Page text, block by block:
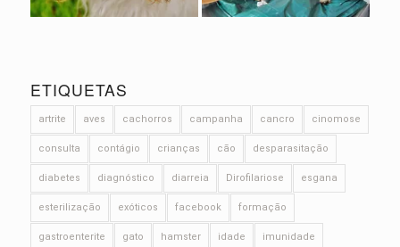
ETIQUETAS
artrite aves cachorros campanha cancro cinomose
consulta contágio crianças cão desparasitação
diabetes diagnóstico diarreia Dirofilariose esgana
esterilização exóticos facebook formação
gastroenterite gato hamster idade imunidade